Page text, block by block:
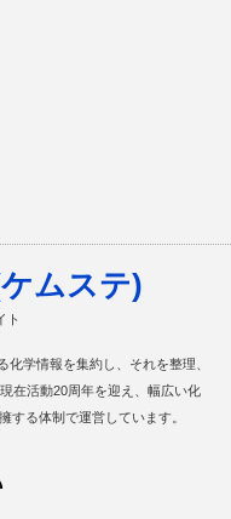
ムステ)
ト
学情報を集約し、それを整理、
在活動20周年を迎え、幅広い化
する体制で運営しています。